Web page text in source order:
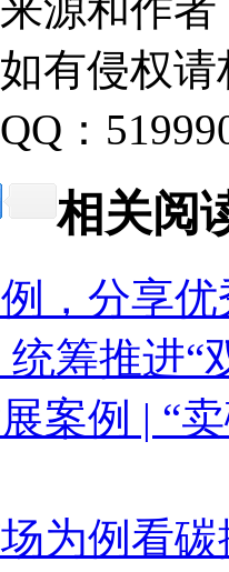
有侵权
：
相关阅
，分享
筹推进“
案例 | “
为例看